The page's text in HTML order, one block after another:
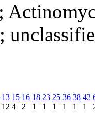
13
12
15
4
16
2
18
1
23
1
25
1
36
1
38
1
42
1